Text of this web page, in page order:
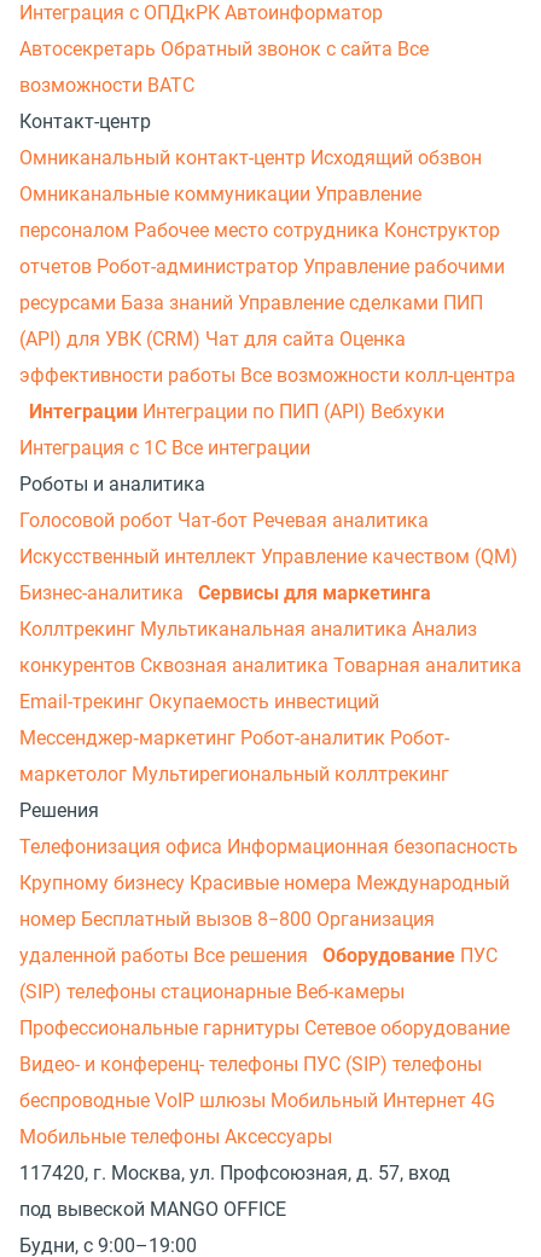
Интеграция с ОПДкРК Автоинформатор
Автосекретарь Обратный звонок с сайта Все
возможности ВАТС
Контакт-центр
Омниканальный контакт-центр Исходящий обзвон
Омниканальные коммуникации Управление
персоналом Рабочее место сотрудника Конструктор
отчетов Робот-администратор Управление рабочими
ресурсами База знаний Управление сделками ПИП
(API) для УВК (CRM) Чат для сайта Оценка
эффективности работы Все возможности колл-центра
Интеграции Интеграции по ПИП (API) Вебхуки
Интеграция с 1С Все интеграции
Роботы и аналитика
Голосовой робот Чат-бот Речевая аналитика
Искусственный интеллект Управление качеством (QM)
Бизнес-аналитика
Сервисы для маркетинга
Коллтрекинг Мультиканальная аналитика Анализ
конкурентов Сквозная аналитика Товарная аналитика
Email-трекинг Окупаемость инвестиций
Мессенджер‑маркетинг Робот-аналитик Робот-
маркетолог Мультирегиональный коллтрекинг
Решения
Телефонизация офиса Информационная безопасность
Крупному бизнесу Красивые номера Международный
номер Бесплатный вызов 8−800 Организация
удаленной работы Все решения Оборудование ПУС
(SIP) телефоны стационарные Веб-камеры
Профессиональные гарнитуры Сетевое оборудование
Видео- и конференц- телефоны ПУС (SIP) телефоны
беспроводные VoIP шлюзы Мобильный Интернет 4G
Мобильные телефоны Аксессуары
117420, г. Москва, ул. Профсоюзная, д. 57, вход
под вывеской MANGO OFFICE
Будни, с 9:00–19:00